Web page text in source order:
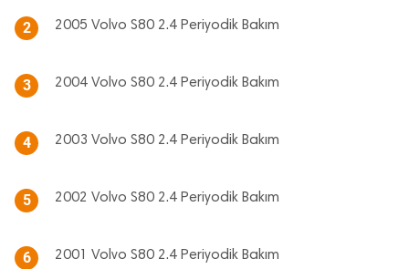
2 2005 Volvo S80 2.4 Periyodik Bakım
3 2004 Volvo S80 2.4 Periyodik Bakım
4 2003 Volvo S80 2.4 Periyodik Bakım
5 2002 Volvo S80 2.4 Periyodik Bakım
6 2001 Volvo S80 2.4 Periyodik Bakım